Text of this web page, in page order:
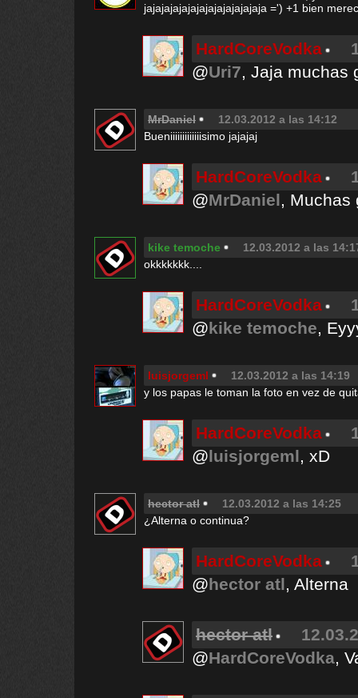
jajajajajajajajajajajajajaja =') +1 bien
HardCoreVodka
@Uri7, Jaja muchas
MrDaniel
12.03.2012 a las 14:12
Bueniiiiiiiiiiiiisimo jajajaj
HardCoreVodka
@MrDaniel, Muchas
kike temoche
12.03.2012 a las
okkkkkkk....
HardCoreVodka
@kike temoche,
luisjorgeml
12.03.2012 a las 14:19
y los papas le toman la foto en vez de
HardCoreVodka
@luisjorgeml, xD
hector atl
12.03.2012 a las 14:25
¿Alterna o continua?
HardCoreVodka
@hector atl, Alterna
hector atl
@HardCoreVodka,